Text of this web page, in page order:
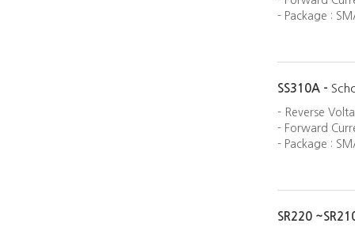
- Package :
SS310A -
- Reverse
- Forward
- Package :
SR220